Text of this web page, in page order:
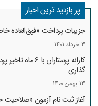
پر بازدید ترین اخبار
جزییات پرداخت «فوق‌العاده
3 خرداد 1401
کارانه‌
گذاری
13 بهمن 1400
آغاز ثبت نام آزمون «صلاحیت